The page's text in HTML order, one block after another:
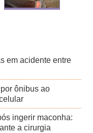
em acidente entre
ônibus ao
ingerir maconha:
a cirurgia